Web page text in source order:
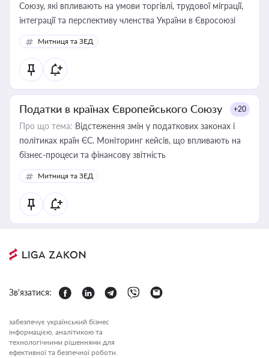
Союзу, які впливають на умови торгівлі, трудової міграції,
інтеграції та перспективу членства України в Євросоюзі
Митниця та ЗЕД
Податки в країнах Європейського Союзу +20
Про що тема: Відстеження змін у податкових законах і
політиках країн ЄС. Моніторинг кейсів, що впливають на
бізнес-процеси та фінансову звітність
Митниця та ЗЕД
Зв'язатися:
забезпечує український бізнес
інформацією, аналітикою та
технологічними рішеннями для
ефективної та безпечної роботи.